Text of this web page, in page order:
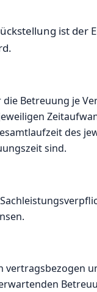
ist der
Betreuung je
des
sind.
vertragsbezogen